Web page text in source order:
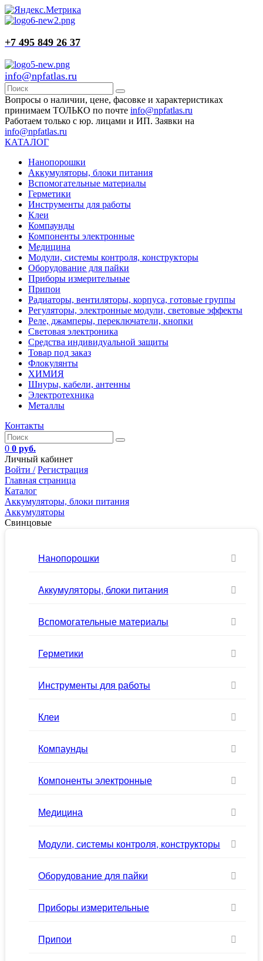
+7 495 849 26 37
info@npfatlas.ru
Вопросы о наличии, цене, фасовке и характеристиках
принимаем ТОЛЬКО по почте info@npfatlas.ru
Работаем только с юр. лицами и ИП. Заявки на
info@npfatlas.ru
КАТАЛОГ
Нанопорошки
Аккумуляторы, блоки питания
Вспомогательные материалы
Герметики
Инструменты для работы
Клеи
Компаунды
Компоненты электронные
Медицина
Модули, системы контроля, конструкторы
Оборудование для пайки
Приборы измерительные
Припои
Радиаторы, вентиляторы, корпуса, готовые группы
Регуляторы, электронные модули, световые эффекты
Реле, джамперы, переключатели, кнопки
Световая электроника
Средства индивидуальной защиты
Товар под заказ
Флокулянты
ХИМИЯ
Шнуры, кабели, антенны
Электротехника
Металлы
Контакты
0 0 руб.
Личный кабинет
Войти / Регистрация
Главная страница
Каталог
Аккумуляторы, блоки питания
Аккумуляторы
Свинцовые
Нанопорошки
Аккумуляторы, блоки питания
Вспомогательные материалы
Герметики
Инструменты для работы
Клеи
Компаунды
Компоненты электронные
Медицина
Модули, системы контроля, конструкторы
Оборудование для пайки
Приборы измерительные
Припои